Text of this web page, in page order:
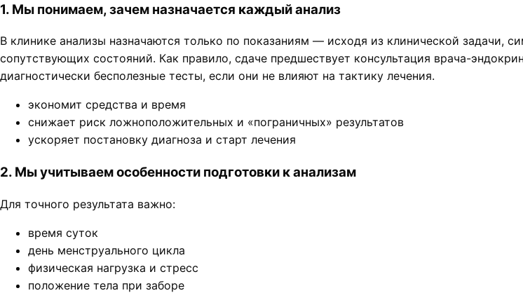
1. Мы понимаем, зачем назначается каждый анализ
В клинике анализы назначаются только по показаниям — исходя из клинической задачи,
сопутствующих состояний. Как правило, сдаче предшествует консультация врача-
диагностически бесполезные тесты, если они не влияют на тактику лечения.
экономит средства и время
снижает риск ложноположительных и «пограничных» результатов
ускоряет постановку диагноза и старт лечения
2. Мы учитываем особенности подготовки к анализам
Для точного результата важно:
время суток
день менструального цикла
физическая нагрузка и стресс
положение тела при заборе